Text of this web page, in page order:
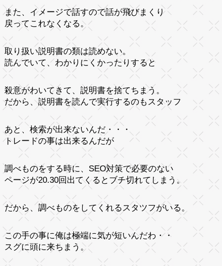
また、イメージで話すので話が飛びまくり
戻ってこれなくなる。
取り扱い説明書の類は読めない。
読んでいて、わかりにくかったりすると
殺意がわいてきて、説明書を捨てちまう。
だから、説明書を読んで実行するのもスタッフ
あと、検索が出来ないんだ・・・
トレードの事は出来るんだが
調べものをする時に、SEO対策で必要のない
ページが20.30回出てくるとブチ切れてしまう。
だから、調べものをしてくれるスタツフがいる。
この手の事に俺は極端に気が短いんだわ・・
スグに頭に来ちまう。